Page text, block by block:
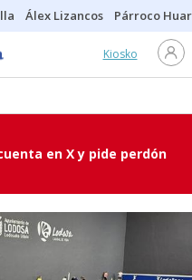
Álex Lizancos Párroco
Kiosko
en X y pide perdón